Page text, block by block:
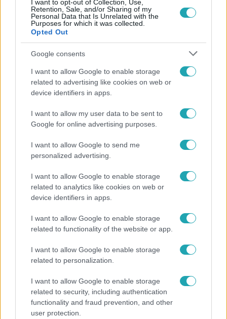
I want to opt-out of Collection, Use,
Retention, Sale, and/or Sharing of my
Personal Data that Is Unrelated with the
Purposes for which it was collected.
Opted Out
Google consents
I want to allow Google to enable storage
related to advertising like cookies on web or
device identifiers in apps.
I want to allow my user data to be sent to
Google for online advertising purposes.
I want to allow Google to send me
personalized advertising.
I want to allow Google to enable storage
related to analytics like cookies on web or
device identifiers in apps.
I want to allow Google to enable storage
related to functionality of the website or app.
I want to allow Google to enable storage
related to personalization.
I want to allow Google to enable storage
related to security, including authentication
functionality and fraud prevention, and other
user protection.
Kicsoda Baka András, a TISZA köztársaságielnök-
"Nekem ő volt a herceg fehér lovon" - Széphalmi
Juliska nem bánja, hogy hozzáment Sánta Lacihoz